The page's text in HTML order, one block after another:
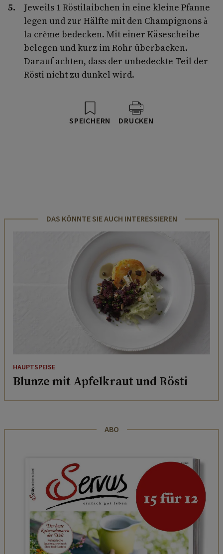
Jeweils 1 Röstilaibchen in eine kleine Pfanne
legen und zur Hälfte mit den Champignons à
la crème bedecken. Mit einer Käsescheibe
belegen und kurz im Rohr überbacken.
Darauf achten, dass der unbedeckte Teil der
Rösti nicht zu dunkel wird.
SPEICHERN DRUCKEN
DAS KÖNNTE SIE AUCH INTERESSIEREN
HAUPTSPEISE
Blunze mit Apfelkraut und Rösti
ABO